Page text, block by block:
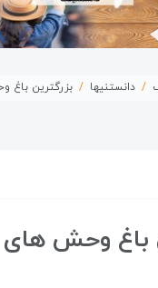
دانستنیها بزرگترین باغ
باغ وحش های